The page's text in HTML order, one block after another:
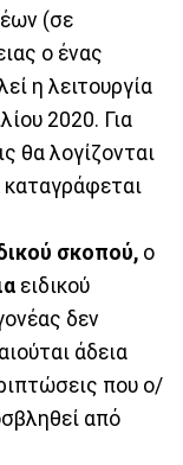
(σε
ο ένας
η λειτουργία
2020. Για
θα λογίζονται
καταγράφεται
σκοπού, ο
ειδικού
δεν
άδεια
που ο/
από